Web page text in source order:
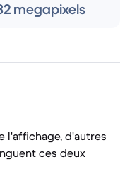
megapixels
l'affichage, d'autres
ces deux